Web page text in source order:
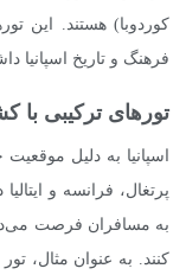
کوردوبا) هستند. این
فرهنگ و تاریخ اسپانیا
تورهای ترکیبی با
اسپانیا به دلیل
پرتغال، فرانسه و
به مسافران فرصت
کنند. به عنوان مثال، تور